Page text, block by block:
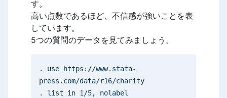
す。
高い点数であるほど、不信感が強いことを表
しています。
5つの質問のデータを見てみましょう。
. use https://www.stata-
press.com/data/r16/charity
. list in 1/5, nolabel